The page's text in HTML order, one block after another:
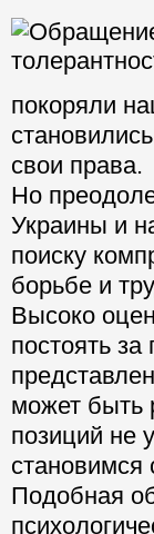
покоряли
свои права.
Но
Украины и
поиску
борьбе и
Высоко
постоять
может быть
позиций не
становимся
Подобная